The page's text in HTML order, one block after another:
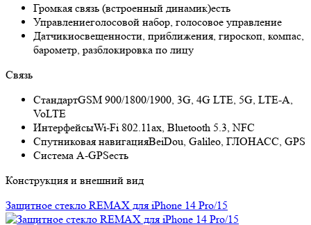
Громкая связь (встроенный динамик)есть
Управлениеголосовой набор, голосовое управление
Датчикиосвещенности, приближения, гироскоп, компас,
барометр, разблокировка по лицу
Связь
СтандартGSM 900/1800/1900, 3G, 4G LTE, 5G, LTE-A,
VoLTE
ИнтерфейсыWi-Fi 802.11ax, Bluetooth 5.3, NFC
Спутниковая навигацияBeiDou, Galileo, ГЛОНАСС, GPS
Cистема A-GPSесть
Конструкция и внешний вид
Защитное стекло REMAX для iPhone 14 Pro/15